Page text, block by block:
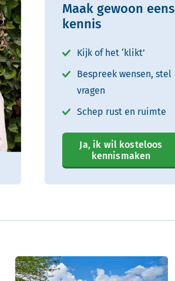
Maak gewoon eens
kennis
Kijk of het ‘klikt’
Bespreek wensen, stel
vragen
Schep rust en ruimte
Ja, ik wil kosteloos
kennismaken